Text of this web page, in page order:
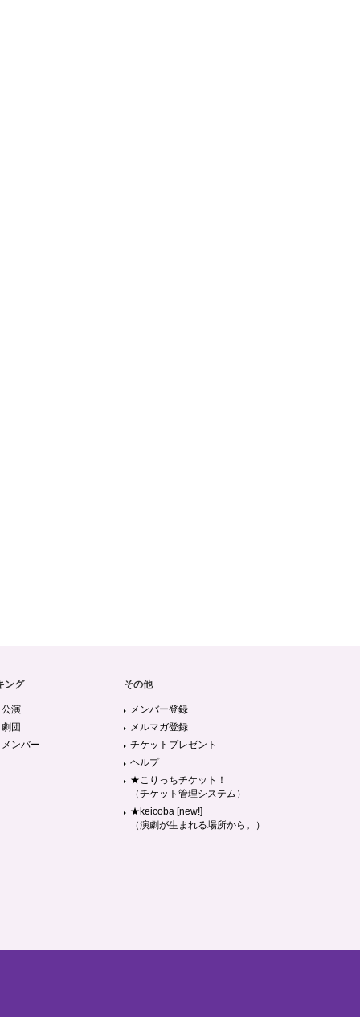
ング
演
団
ンバー
その他
メンバー登録
メルマガ登録
チケットプレゼント
ヘルプ
★こりっちチケット！
（チケット管理システム）
★keicoba [new!]
（演劇が生まれる場所から。）